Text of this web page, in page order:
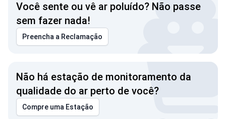
Você sente ou vê ar poluído? Não passe
sem fazer nada!
Preencha a Reclamação
Não há estação de monitoramento da
qualidade do ar perto de você?
Compre uma Estação